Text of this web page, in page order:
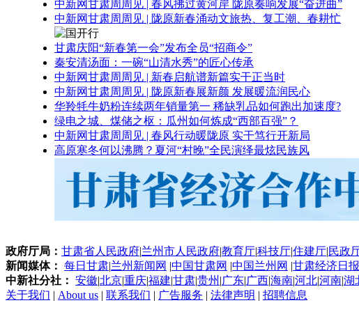
中新网甘肃周周见 | 春风拂过黄河岸 陇原奏响发展“奋进曲”
中新网甘肃周周见 | 陇原新春涌动文旅热、复工潮、春耕忙
甘肃庆阳“新春第一会”发布全员“招商令”
秦安清汤面：一碗“山清水秀”的匠心传承
中新网甘肃周周见 | 新春启航谱新篇实干正当时
中新网甘肃周周见 | 陇原新春展新颜 发展暖流润民心
华羚牦牛奶粉连续两年销量第一 稀缺乳品如何跑出加速度?
绿电之城、煤储之枢：瓜州如何炼成“西部百强”？
中新网甘肃周周见 | 春风行动暖陇原 实干笃行开新局
高原寒冬何以沸腾？夏河“村晚”全民演绎最炫民族风
政府厅局： 甘肃省人民政府|兰州市人民政府|教育厅|科技厅|住建厅|民政
新闻媒体： 每日甘肃|兰州新闻网 |中国甘肃网 |中国兰州网 |甘肃经济日报
中新社分社： 安徽|北京|重庆|福建|甘肃|贵州 |广东|广西|海南|河北|河南|湖
关于我们 | About us | 联系我们 | 广告服务 | 法律声明 | 招聘信息